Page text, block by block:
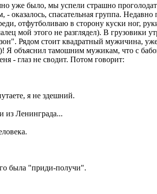
уже было, мы успели страшно
оказалось, спасательная группа.
отфутболиваю в сторону куски ног,
мой этого не разглядел). В грузовики
Рядом стоит квадратный мужичина,
Я объяснил тамошним мужикам, что с
- глаз не сводит. Потом говорит:
я не здешний.
из Ленинграда...
была "приди-получи".